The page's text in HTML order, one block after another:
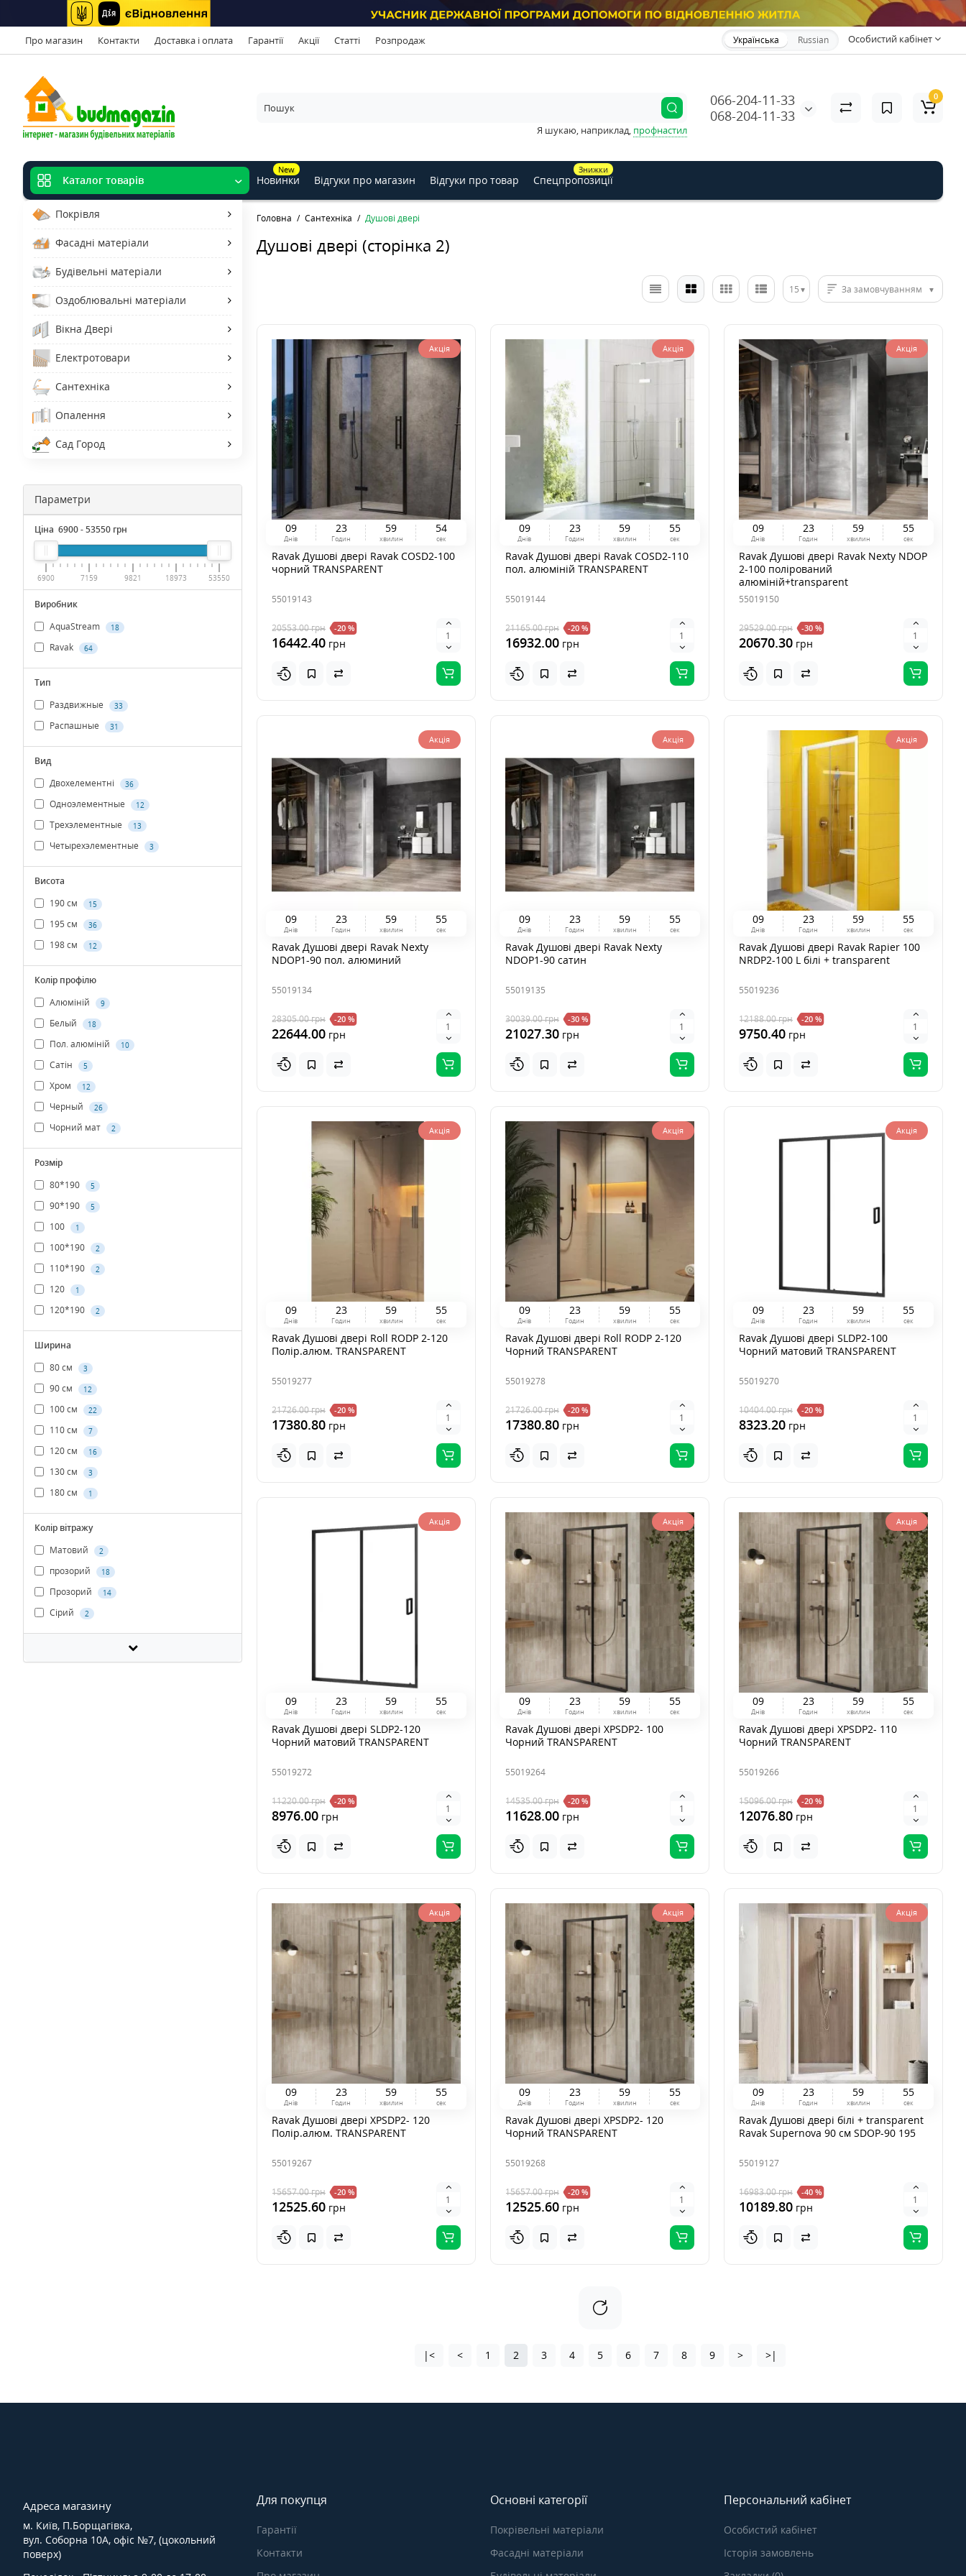
Про магазин Контакти Доставка і оплата Гарантії Акції Статті Розпродаж Особистий кабінет
Українська Russian
066-204-11-33
068-204-11-33
Я шукаю, наприклад, профнастил
0
Головна Сантехніка Душові двері
Душові двері (сторінка 2)
15 За замовчуванням
Акція
09
Днів
23
Годин
59
хвилин
53
сек
Ravak Душові двері Ravak COSD2-100
чорний TRANSPARENT
55019143
20553.00грн -20 %
16442.40 грн
Акція
09
Днів
23
Годин
59
хвилин
53
сек
Ravak Душові двері Ravak COSD2-110
пол. алюміній TRANSPARENT
55019144
21165.00грн -20 %
16932.00грн
Акція
09
Днів
23
Годин
59
хвилин
53
сек
Ravak Душові двері Ravak Nexty NDOP
2-100 полірований
алюміній+transparent
55019150
29529.00грн -30 %
20670.30грн
Акція
09
Днів
23
Годин
59
хвилин
53
сек
Ravak Душові двері Ravak Nexty
NDOP1-90 пол. алюминий
55019134
28305.00грн -20 %
22644.00 грн
Акція
09
Днів
23
Годин
59
хвилин
53
сек
Ravak Душові двері Ravak Nexty
NDOP1-90 сатин
55019135
30039.00грн -30 %
21027.30грн
Акція
09
Днів
23
Годин
59
хвилин
53
сек
Ravak Душові двері Ravak Rapier 100
NRDP2-100 L білі + transparent
55019236
12188.00грн -20 %
9750.40грн
Акція
09
Днів
23
Годин
59
хвилин
53
сек
Ravak Душові двері Roll RODP 2-120
Полір.алюм. TRANSPARENT
55019277
21726.00грн -20 %
17380.80 грн
Акція
09
Днів
23
Годин
59
хвилин
53
сек
Ravak Душові двері Roll RODP 2-120
Чорний TRANSPARENT
55019278
21726.00грн -20 %
17380.80грн
Акція
09
Днів
23
Годин
59
хвилин
53
сек
Ravak Душові двері SLDP2-100
Чорний матовий TRANSPARENT
55019270
10404.00грн -20 %
8323.20грн
Акція
09
Днів
23
Годин
59
хвилин
53
сек
Ravak Душові двері SLDP2-120
Чорний матовий TRANSPARENT
55019272
11220.00грн -20 %
8976.00 грн
Акція
09
Днів
23
Годин
59
хвилин
53
сек
Ravak Душові двері XPSDP2- 100
Чорний TRANSPARENT
55019264
14535.00грн -20 %
11628.00грн
Акція
09
Днів
23
Годин
59
хвилин
53
сек
Ravak Душові двері XPSDP2- 110
Чорний TRANSPARENT
55019266
15096.00грн -20 %
12076.80грн
Акція
09
Днів
23
Годин
59
хвилин
53
сек
Ravak Душові двері XPSDP2- 120
Полір.алюм. TRANSPARENT
55019267
15657.00грн -20 %
12525.60 грн
Акція
09
Днів
23
Годин
59
хвилин
53
сек
Ravak Душові двері XPSDP2- 120
Чорний TRANSPARENT
55019268
15657.00грн -20 %
12525.60грн
Акція
09
Днів
23
Годин
59
хвилин
53
сек
Ravak Душові двері білі + transparent
Ravak Supernova 90 см SDOP-90 195
55019127
16983.00грн -40 %
10189.80грн
|< < 1 2 3 4 5 6 7 8 9 > >|
Параметри
Ціна 6900-53550 грн
6900 7159 9821 18973 53550
Виробник
AquaStream
18
Ravak 64
Тип
Раздвижные
33
Распашные 31
Вид
Двохелементні
36
Одноэлементные 12
Трехэлементные 13
Четырехэлементные 3
Висота
190 см
15
195 см 36
198 см 12
Колір профілю
Алюміній
9
Белый 18
Пол. алюміній 10
Сатін 5
Хром 12
Черный 26
Чорний мат 2
Розмір
80*190
5
90*190 5
100 1
100*190 2
110*190 2
120 1
120*190 2
Ширина
80 см
3
90 см 12
100 см 22
110 см 7
120 см 16
130 см 3
180 см 1
Колір вітражу
Матовий
2
прозорий 18
Прозорий 14
Сірий 2
Каталог товарів
Покрівля
Фасадні матеріали
Будівельні матеріали
Оздоблювальні матеріали
Вікна Двері
Електротовари
Сантехніка
Опалення
Сад Город
New
Новинки Відгуки про магазин Відгуки про товар
Знижки
Спецпропозиції
Адреса магазину
м. Київ, П.Борщагівка,
вул. Соборна 10А, офіс №7, (цокольний
поверх)
Для покупця
Гарантії
Контакти
Основні категорії
Покрівельні матеріали
Фасадні матеріали
Персональний кабінет
Особистий кабінет
Історія замовлень